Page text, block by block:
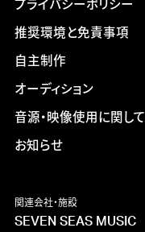
プライバシーポリシー
推奨環境と免責事項
自主制作
オーディション
音源・映像使用に関して
お知らせ
関連会社・施設
SEVEN SEAS MUSIC